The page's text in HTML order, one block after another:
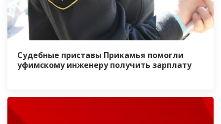
Судебные приставы Прикамья помогли
уфимскому инженеру получить зарплату